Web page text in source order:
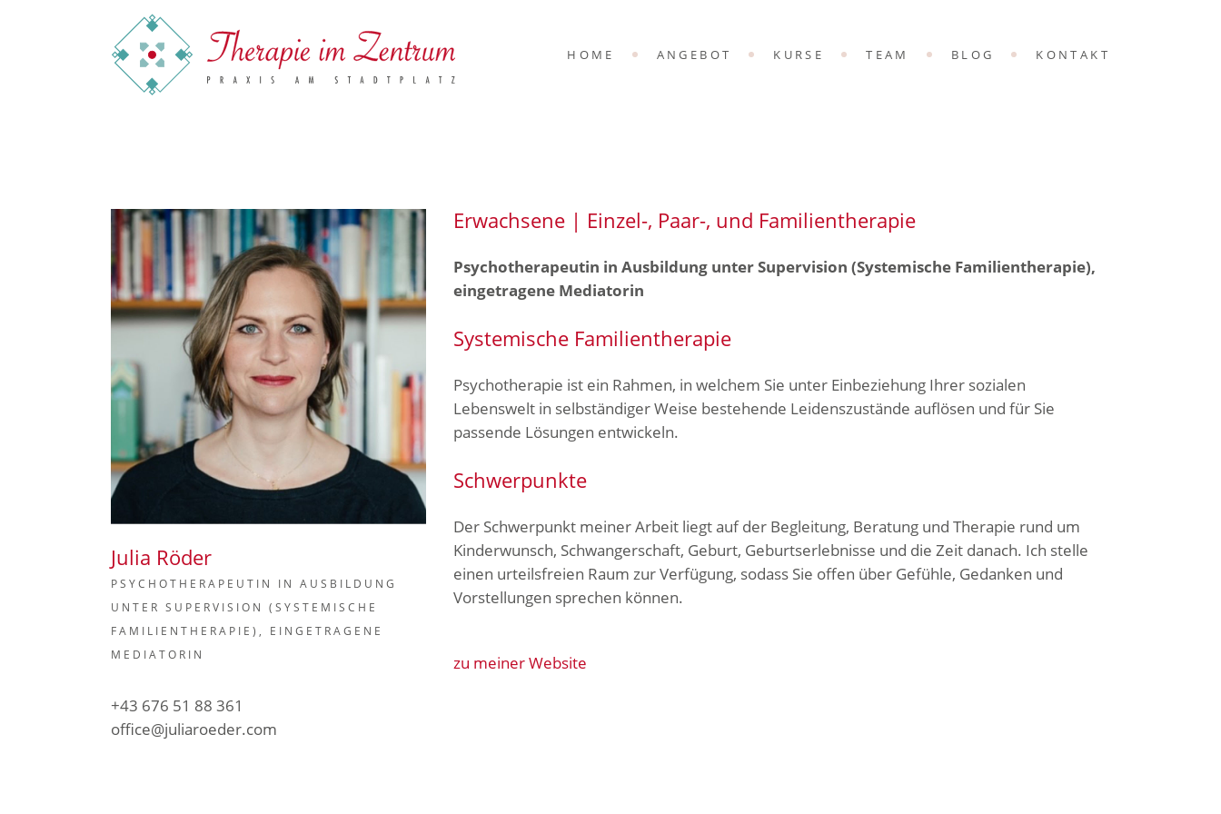
HOME ANGEBOT KURSE TEAM BLOG KONTAKT
Julia Röder
PSYCHOTHERAPEUTIN IN AUSBILDUNG
UNTER SUPERVISION (SYSTEMISCHE
FAMILIENTHERAPIE), EINGETRAGENE
MEDIATORIN
+43 676 51 88 361
office@juliaroeder.com
Erwachsene | Einzel-, Paar-, und Familientherapie
Psychotherapeutin in Ausbildung unter Supervision (Systemische Familientherapie),
eingetragene Mediatorin
Systemische Familientherapie
Psychotherapie ist ein Rahmen, in welchem Sie unter Einbeziehung Ihrer sozialen
Lebenswelt in selbständiger Weise bestehende Leidenszustände auflösen und für Sie
passende Lösungen entwickeln.
Schwerpunkte
Der Schwerpunkt meiner Arbeit liegt auf der Begleitung, Beratung und Therapie rund um
Kinderwunsch, Schwangerschaft, Geburt, Geburtserlebnisse und die Zeit danach. Ich stelle
einen urteilsfreien Raum zur Verfügung, sodass Sie offen über Gefühle, Gedanken und
Vorstellungen sprechen können.
zu meiner Website